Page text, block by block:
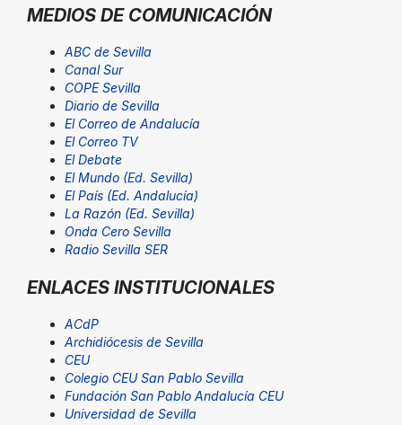
MEDIOS DE COMUNICACIÓN
ABC de Sevilla
Canal Sur
COPE Sevilla
Diario de Sevilla
El Correo de Andalucía
El Correo TV
El Debate
El Mundo (Ed. Sevilla)
El País (Ed. Andalucía)
La Razón (Ed. Sevilla)
Onda Cero Sevilla
Radio Sevilla SER
ENLACES INSTITUCIONALES
ACdP
Archidiócesis de Sevilla
CEU
Colegio CEU San Pablo Sevilla
Fundación San Pablo Andalucía CEU
Universidad de Sevilla